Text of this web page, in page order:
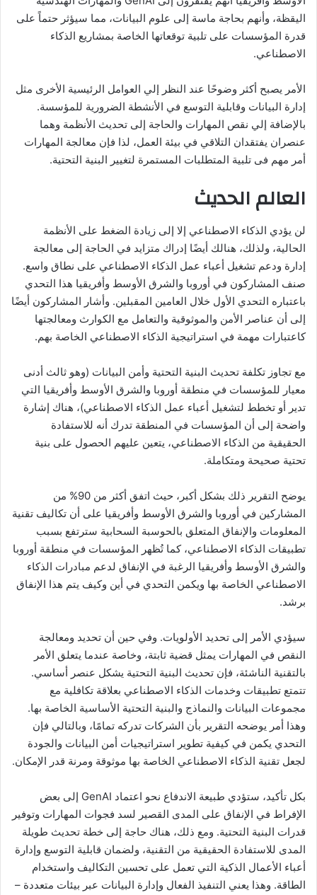
اليقظة، وأنهم بحاجة ماسة إلى علوم البيانات، مما سيؤثر حتماً على
قدرة المؤسسات على تلبية توقعاتها الخاصة بمشاريع الذكاء
الاصطناعي.
الأمر يصبح أكثر وضوحًا عند النظر إلي العوامل الرئيسية الأخرى مثل
إدارة البيانات وقابلية التوسع في الأنشطة الضرورية للمؤسسة.
بالإضافة إلي نقص المهارات والحاجة إلى تحديث الأنظمة وهما
عنصران يفتقدان التلاقي في بيئة العمل، لذا فإن معالجة المهارات
أمر مهم فى تلبية المتطلبات المستمرة لتغيير البنية التحتية.
العالم الحديث
لن يؤدي الذكاء الاصطناعي إلا إلى زيادة الضغط على الأنظمة
الحالية، ولذلك، هنالك أيضًا إدراك متزايد في الحاجة إلى معالجة
إدارة ودعم تشغيل أعباء عمل الذكاء الاصطناعي على نطاق واسع.
صنف المشاركون في أوروبا والشرق الأوسط وأفريقيا هذا التحدي
باعتباره التحدي الأول خلال العامين المقبلين. وأشار المشاركون أيضًا
إلى أن عناصر الأمن والموثوقية والتعامل مع الكوارث ومعالجتها
كاعتبارات مهمة في استراتيجية الذكاء الاصطناعي الخاصة بهم.
مع تجاوز تكلفة تحديث البنية التحتية وأمن البيانات (وهو ثالث أدنى
معيار للمؤسسات في منطقة أوروبا والشرق الأوسط وأفريقيا التي
تدير أو تخطط لتشغيل أعباء عمل الذكاء الاصطناعي)، هناك إشارة
واضحة إلى أن المؤسسات في المنطقة تدرك أنه للاستفادة
الحقيقية من الذكاء الاصطناعي، يتعين عليهم الحصول على بنية
تحتية صحيحة ومتكاملة.
يوضح التقرير ذلك بشكل أكبر، حيث اتفق أكثر من 90% من
المشاركين في أوروبا والشرق الأوسط وأفريقيا على أن تكاليف تقنية
المعلومات والإنفاق المتعلق بالحوسبة السحابية سترتفع بسبب
تطبيقات الذكاء الاصطناعي، كما تُظهر المؤسسات في منطقة أوروبا
والشرق الأوسط وأفريقيا الرغبة في الإنفاق لدعم مبادرات الذكاء
الاصطناعي الخاصة بها ويكمن التحدي في أين وكيف يتم هذا الإنفاق
برشد.
سيؤدي الأمر إلى تحديد الأولويات. وفي حين أن تحديد ومعالجة
النقص في المهارات يمثل قضية ثابتة، وخاصة عندما يتعلق الأمر
بالتقنية الناشئة، فإن تحديث البنية التحتية يشكل عنصر أساسي.
تتمتع تطبيقات وخدمات الذكاء الاصطناعي بعلاقة تكافلية مع
مجموعات البيانات والنماذج والبنية التحتية الأساسية الخاصة بها.
وهذا أمر يوضحه التقرير بأن الشركات تدركه تمامًا، وبالتالي فإن
التحدي يكمن في كيفية تطوير استراتيجيات أمن البيانات والجودة
لجعل تقنية الذكاء الاصطناعي الخاصة بها موثوقة ومرنة قدر الإمكان.
بكل تأكيد، ستؤدي طبيعة الاندفاع نحو اعتماد GenAI إلى بعض
الإفراط في الإنفاق على المدى القصير لسد فجوات المهارات وتوفير
قدرات البنية التحتية. ومع ذلك، هناك حاجة إلى خطة تحديث طويلة
المدى للاستفادة الحقيقية من التقنية، ولضمان قابلية التوسع وإدارة
أعباء الأعمال الذكية التي تعمل على تحسين التكاليف واستخدام
الطاقة. وهذا يعني التنفيذ الفعال وإدارة البيانات عبر بيئات متعددة –